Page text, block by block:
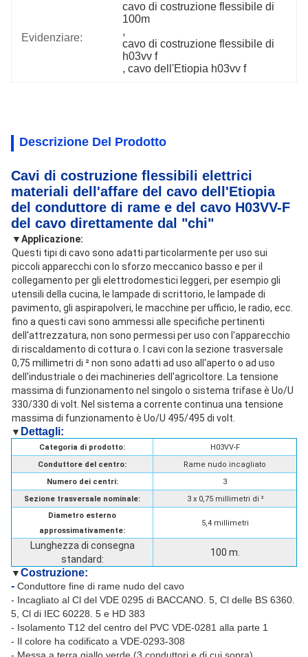
Evidenziare:
cavo di costruzione flessibile di
100m
,
cavo di costruzione flessibile di
h03vv f
, cavo dell'Etiopia h03vv f
Descrizione Del Prodotto
Cavi di costruzione flessibili elettrici
materiali dell'affare del cavo dell'Etiopia
del conduttore di rame e del cavo H03VV-F
del cavo direttamente dal "chi"
▼Applicazione:
Questi tipi di cavo sono adatti particolarmente per uso sui
piccoli apparecchi con lo sforzo meccanico basso e per il
collegamento per gli elettrodomestici leggeri, per esempio gli
utensili della cucina, le lampade di scrittorio, le lampade di
pavimento, gli aspirapolveri, le macchine per ufficio, le radio, ecc.
fino a questi cavi sono ammessi alle specifiche pertinenti
dell'attrezzatura, non sono permessi per uso con l'apparecchio
di riscaldamento di cottura o. I cavi con la sezione trasversale
0,75 millimetri di ² non sono adatti ad uso all'aperto o ad uso
dell'industriale o dei machineries dell'agricoltore. La tensione
massima di funzionamento nel singolo o sistema trifase è Uo/U
330/330 di volt. Nel sistema a corrente continua una tensione
massima di funzionamento è Uo/U 495/495 di volt.
▼ Dettagli:
Categoria di prodotto:
H03VV-F
Conduttore del centro:
Rame nudo incagliato
Numero dei centri:
3
Sezione trasversale nominale:
3 x 0,75 millimetri di ²
Diametro esterno
approssimativamente:
5,4 millimetri
Lunghezza di consegna
standard:
100 m.
▼Costruzione:
- Conduttore fine di rame nudo del cavo
- Incagliato al Cl del VDE 0295 di BACCANO. 5, Cl delle BS 6360.
5, Cl di IEC 60228. 5 e HD 383
- Isolamento T12 del centro del PVC VDE-0281 alla parte 1
- Il colore ha codificato a VDE-0293-308